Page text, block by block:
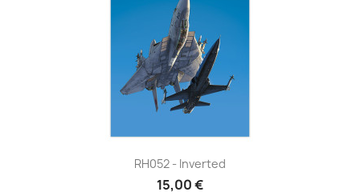
RH052 - Inverted
15,00 €